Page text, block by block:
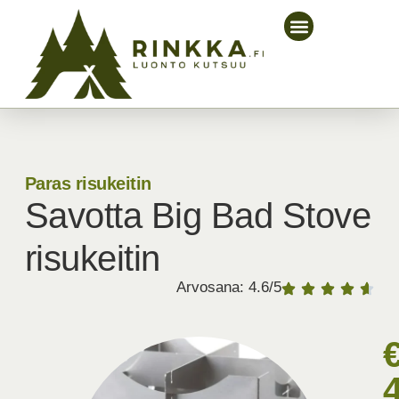
Paras risukeitin
Savotta Big Bad Stove
risukeitin
Arvosana: 4.6/5